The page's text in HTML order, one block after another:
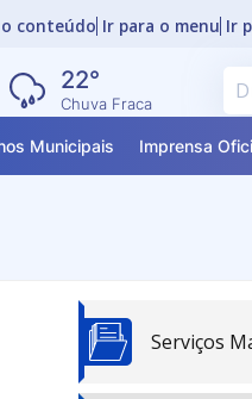
conteúdo Ir para o menu Ir
22°
Chuva Fraca
Municipais Imprensa
Serviços